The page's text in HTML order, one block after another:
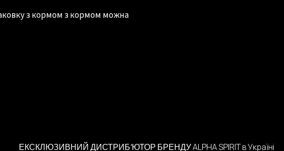
з кормом з кормом можна
ЕКСКЛЮЗИВНИЙ ДИСТРИБ’ЮТОР БРЕНДУALPHA SPIRITв Україні